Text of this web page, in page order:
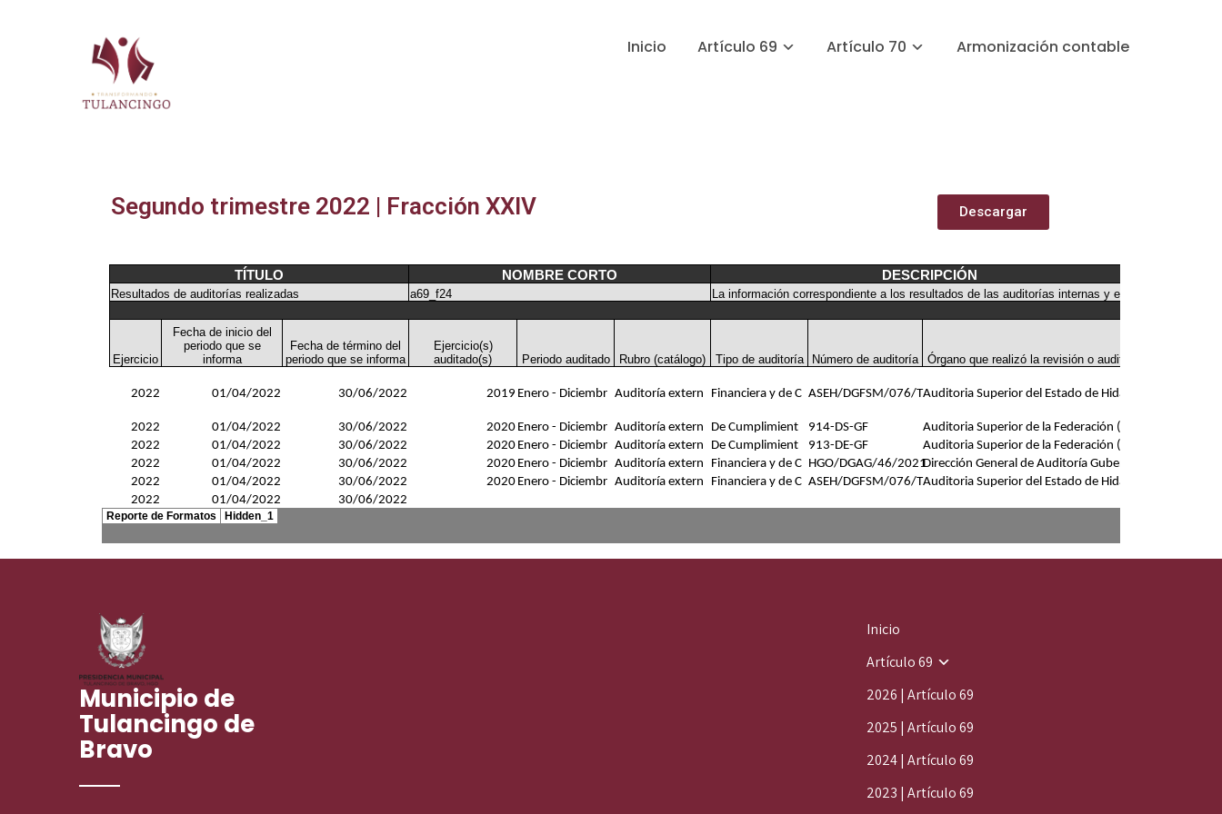
Inicio Artículo 69 Artículo 70 Armonización contable
Segundo trimestre 2022 | Fracción XXIV Descargar
Municipio de
Tulancingo de
Bravo
Inicio
Artículo 69
2026 | Artículo 69
2025 | Artículo 69
2024 | Artículo 69
2023 | Artículo 69